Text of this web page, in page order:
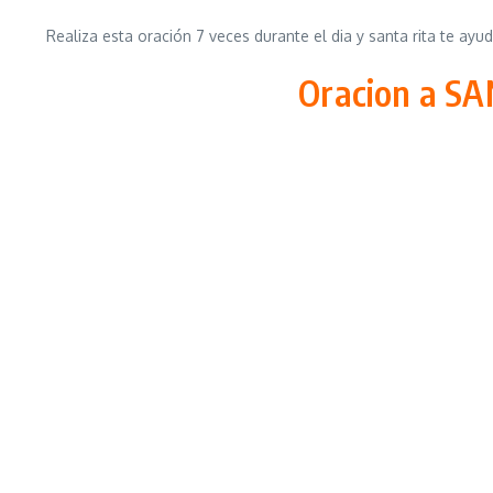
Realiza esta oración 7 veces durante el dia y santa rita te
Oracion a